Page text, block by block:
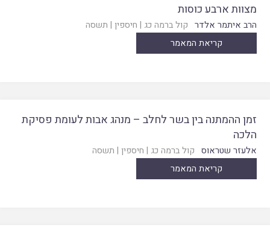
מצוות ארבע כוסות
הרב איתמר אלדר קול ברמה כג | חיספין | תשסה
קריאת המאמר
זמן ההמתנה בין בשר לחלב – מנהג אבות לעומת פסיקת
הלכה
אלעזר שטראוס קול ברמה כג | חיספין | תשסה
קריאת המאמר